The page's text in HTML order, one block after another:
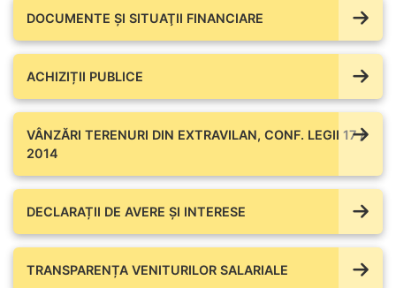
DOCUMENTE ŞI SITUAŢII FINANCIARE
ACHIZIȚII PUBLICE
VÂNZĂRI TERENURI DIN EXTRAVILAN, CONF. LEGII 17 /
2014
DECLARAȚII DE AVERE ŞI INTERESE
TRANSPARENȚA VENITURILOR SALARIALE